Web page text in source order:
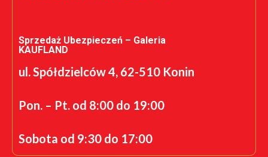
Sprzedaż Ubezpieczeń – Galeria
KAUFLAND
ul. Spółdzielców 4, 62-510 Konin
Pon. – Pt. od 8:00 do 19:00
Sobota od 9:30 do 17:00